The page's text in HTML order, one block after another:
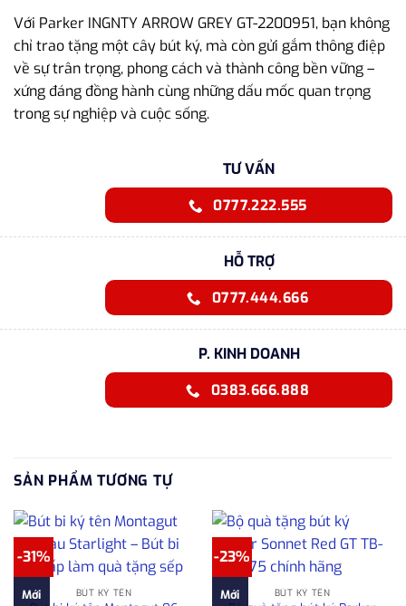
Với Parker INGNTY ARROW GREY GT-2200951, bạn không
chỉ trao tặng một cây bút ký, mà còn gửi gắm thông điệp
về sự trân trọng, phong cách và thành công bền vững –
xứng đáng đồng hành cùng những dấu mốc quan trọng
trong sự nghiệp và cuộc sống.
TƯ VẤN
0777.222.555
HỖ TRỢ
0777.444.666
P. KINH DOANH
0383.666.888
SẢN PHẨM TƯƠNG TỰ
-31%
Mới BÚT KÝ TÊN
-23%
Mới BÚT KÝ TÊN